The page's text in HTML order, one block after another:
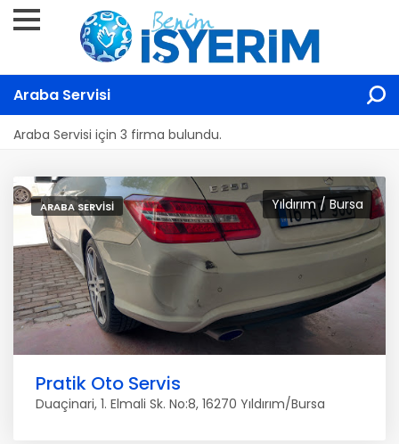
Araba Servisi
Araba Servisi için 3 firma bulundu.
Yıldırım / Bursa
ARABA SERVISI
Pratik Oto Servis
Duaçinari, 1. Elmali Sk. No:8, 16270 Yıldırım/Bursa